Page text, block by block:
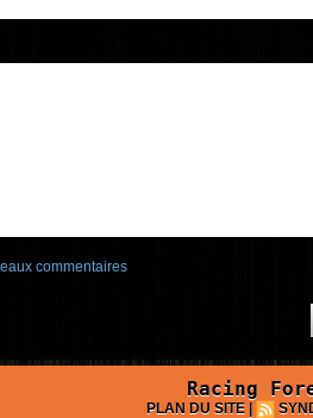
commentaires
Racing
PLAN DU SITE |